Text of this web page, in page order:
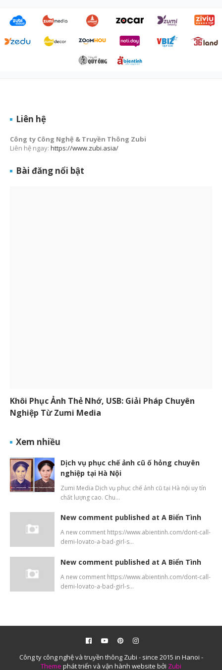
Liên hệ
Công ty Công Nghệ & Truyền Thông Zubi
Liên hệ ngay: https://www.zubi.asia/
Bài đăng nổi bật
Khôi Phục Ảnh Thẻ Nhớ, USB: Giải Pháp Chuyên
Nghiệp Từ Zumi Media
Xem nhiều
Dịch vụ phục chế ảnh cũ ố hỏng chuyên
nghiệp tại Hà Nội
Zumi Media Dịch vụ phục chế ảnh cũ tại Hà nội uy tín
chất lượng cao. Chu…
New comment published at A Biển Tình
A new comment https://www.abientinh.com/dont-call-
demi-lovato-a-bad-girl-s…
New comment published at A Biển Tình
A new comment https://www.abientinh.com/dont-call-
demi-lovato-a-bad-girl-s…
Công ty công nghệ và truyền thông Zubi - since 2015 in Hanoi -
Theme phát triển và vận hành website bởi Zubi